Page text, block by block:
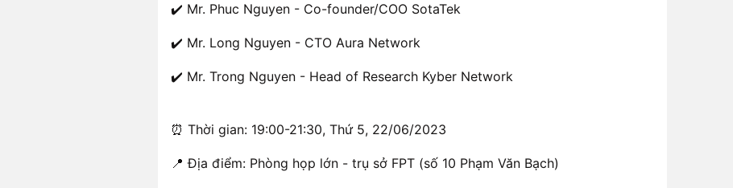
✔️ ​Mr. Phuc Nguyen - Co-founder/COO SotaTek
​✔️ Mr. Long Nguyen - CTO Aura Network
​✔️ Mr. Trong Nguyen - Head of Research Kyber Network
​⏰ Thời gian: 19:00-21:30, Thứ 5, 22/06/2023
​📍 Địa điểm: Phòng họp lớn - trụ sở FPT (số 10 Phạm Văn Bạch)